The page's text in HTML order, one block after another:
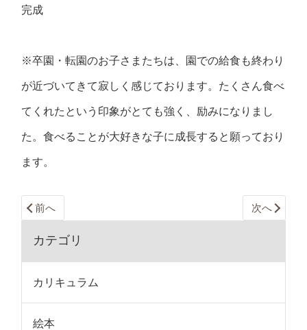
完成
※卒園・転園のお子さまたちは、園での給食も終わり
が近づいてきて寂しく感じております。たくさん食べ
てくれたという印象がとても強く、励みになりまし
た。食べることが大好きな子に成長すると願っており
ます。
前へ 次へ
カテゴリ
カリキュラム
絵本